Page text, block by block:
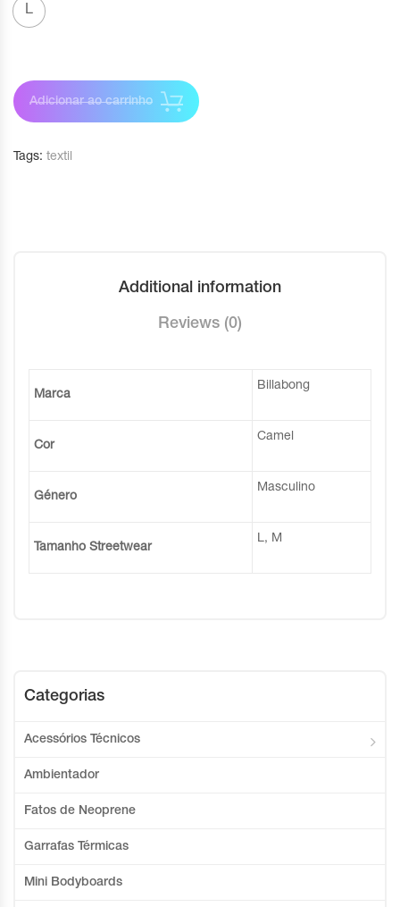
L
Adicionar ao carrinho
Tags: textil
Additional information
Reviews (0)
Marca
Billabong
Cor
Camel
Género
Masculino
Tamanho Streetwear
L, M
Categorias
Acessórios Técnicos
Ambientador
Fatos de Neoprene
Garrafas Térmicas
Mini Bodyboards